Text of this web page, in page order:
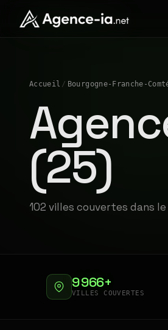
Accueil / Bourgogne-Franche-
(25)
102 villes couvertes dans
9 966+
VILLES COUVERTES